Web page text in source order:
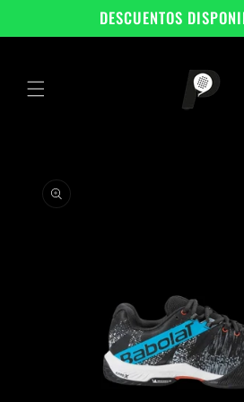
al contenido
DESCUENTOS
información